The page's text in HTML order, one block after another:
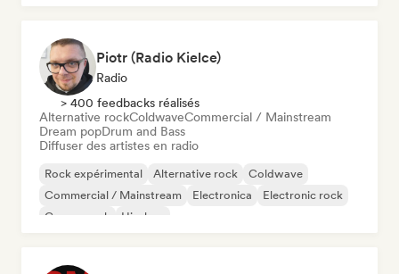
Piotr (Radio Kielce)
Radio
> 400 feedbacks réalisés
Alternative rockColdwaveCommercial / Mainstream
Dream popDrum and Bass
Diffuser des artistes en radio
Rock expérimental Alternative rock
Coldwave
Commercial / Mainstream
Electronica
Electronic rock
Garage rock
Hip-hop